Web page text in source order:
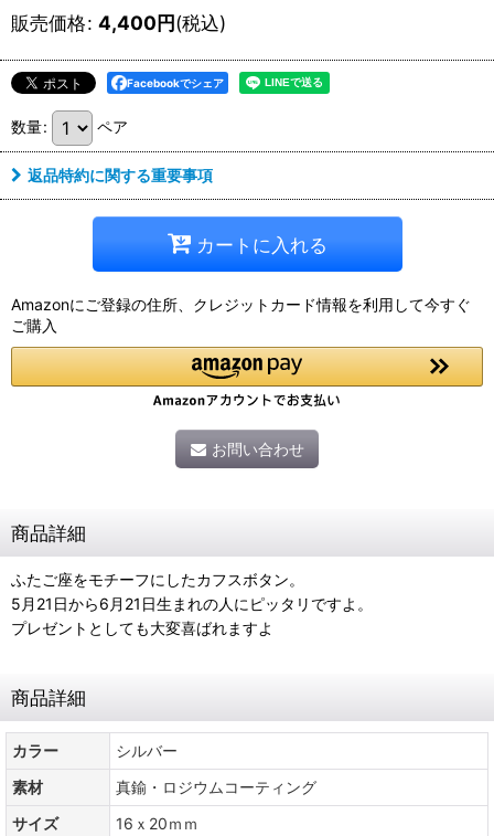
販売価格: 4,400円(税込)
Facebookでシェア
数量: ペア
返品特約に関する重要事項
カートに入れる
Amazonにご登録の住所、クレジットカード情報を利用して今すぐ
ご購入
お問い合わせ
商品詳細
ふたご座をモチーフにしたカフスボタン。
5月21日から6月21日生まれの人にピッタリですよ。
プレゼントとしても大変喜ばれますよ
商品詳細
カラー
シルバー
素材
真鍮・ロジウムコーティング
サイズ
16ｘ20ｍｍ